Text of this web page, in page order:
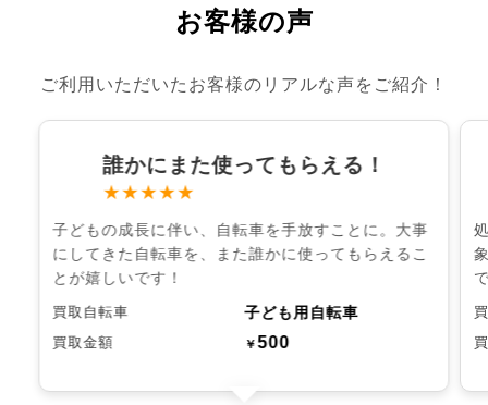
お客様の声
ご利用いただいたお客様のリアルな声をご紹介！
誰かにまた使ってもらえる！
★★★★★
子どもの成長に伴い、自転車を手放すことに。大事
にしてきた自転車を、また誰かに使ってもらえるこ
とが嬉しいです！
買取自転車 子ども用自転車
買取金額 ￥500